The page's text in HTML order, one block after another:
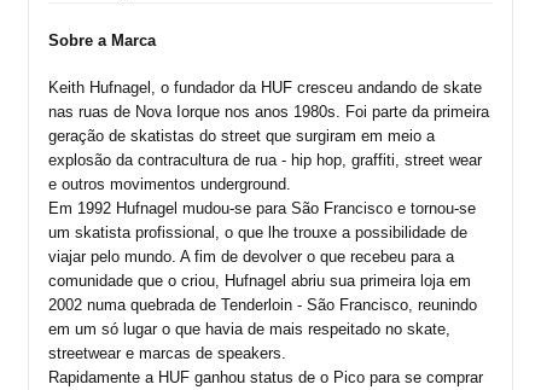
Sobre a Marca
Keith Hufnagel, o fundador da HUF cresceu andando de skate
nas ruas de Nova Iorque nos anos 1980s. Foi parte da primeira
geração de skatistas do street que surgiram em meio a
explosão da contracultura de rua - hip hop, graffiti, street wear
e outros movimentos underground.
Em 1992 Hufnagel mudou-se para São Francisco e tornou-se
um skatista profissional, o que lhe trouxe a possibilidade de
viajar pelo mundo. A fim de devolver o que recebeu para a
comunidade que o criou, Hufnagel abriu sua primeira loja em
2002 numa quebrada de Tenderloin - São Francisco, reunindo
em um só lugar o que havia de mais respeitado no skate,
streetwear e marcas de speakers.
Rapidamente a HUF ganhou status de o Pico para se comprar